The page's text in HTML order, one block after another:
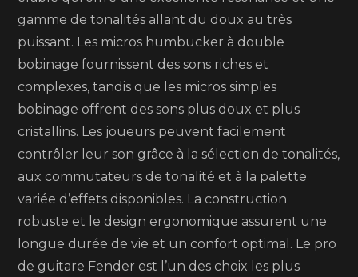
gamme de tonalités allant du doux au très
puissant. Les micros humbucker à double
bobinage fournissent des sons riches et
complexes, tandis que les micros simples
bobinage offrent des sons plus doux et plus
cristallins. Les joueurs peuvent facilement
contrôler leur son grâce à la sélection de tonalités,
aux commutateurs de tonalité et à la palette
variée d’effets disponibles. La construction
robuste et le design ergonomique assurent une
longue durée de vie et un confort optimal. Le pro
de guitare Fender est l’un des choix les plus